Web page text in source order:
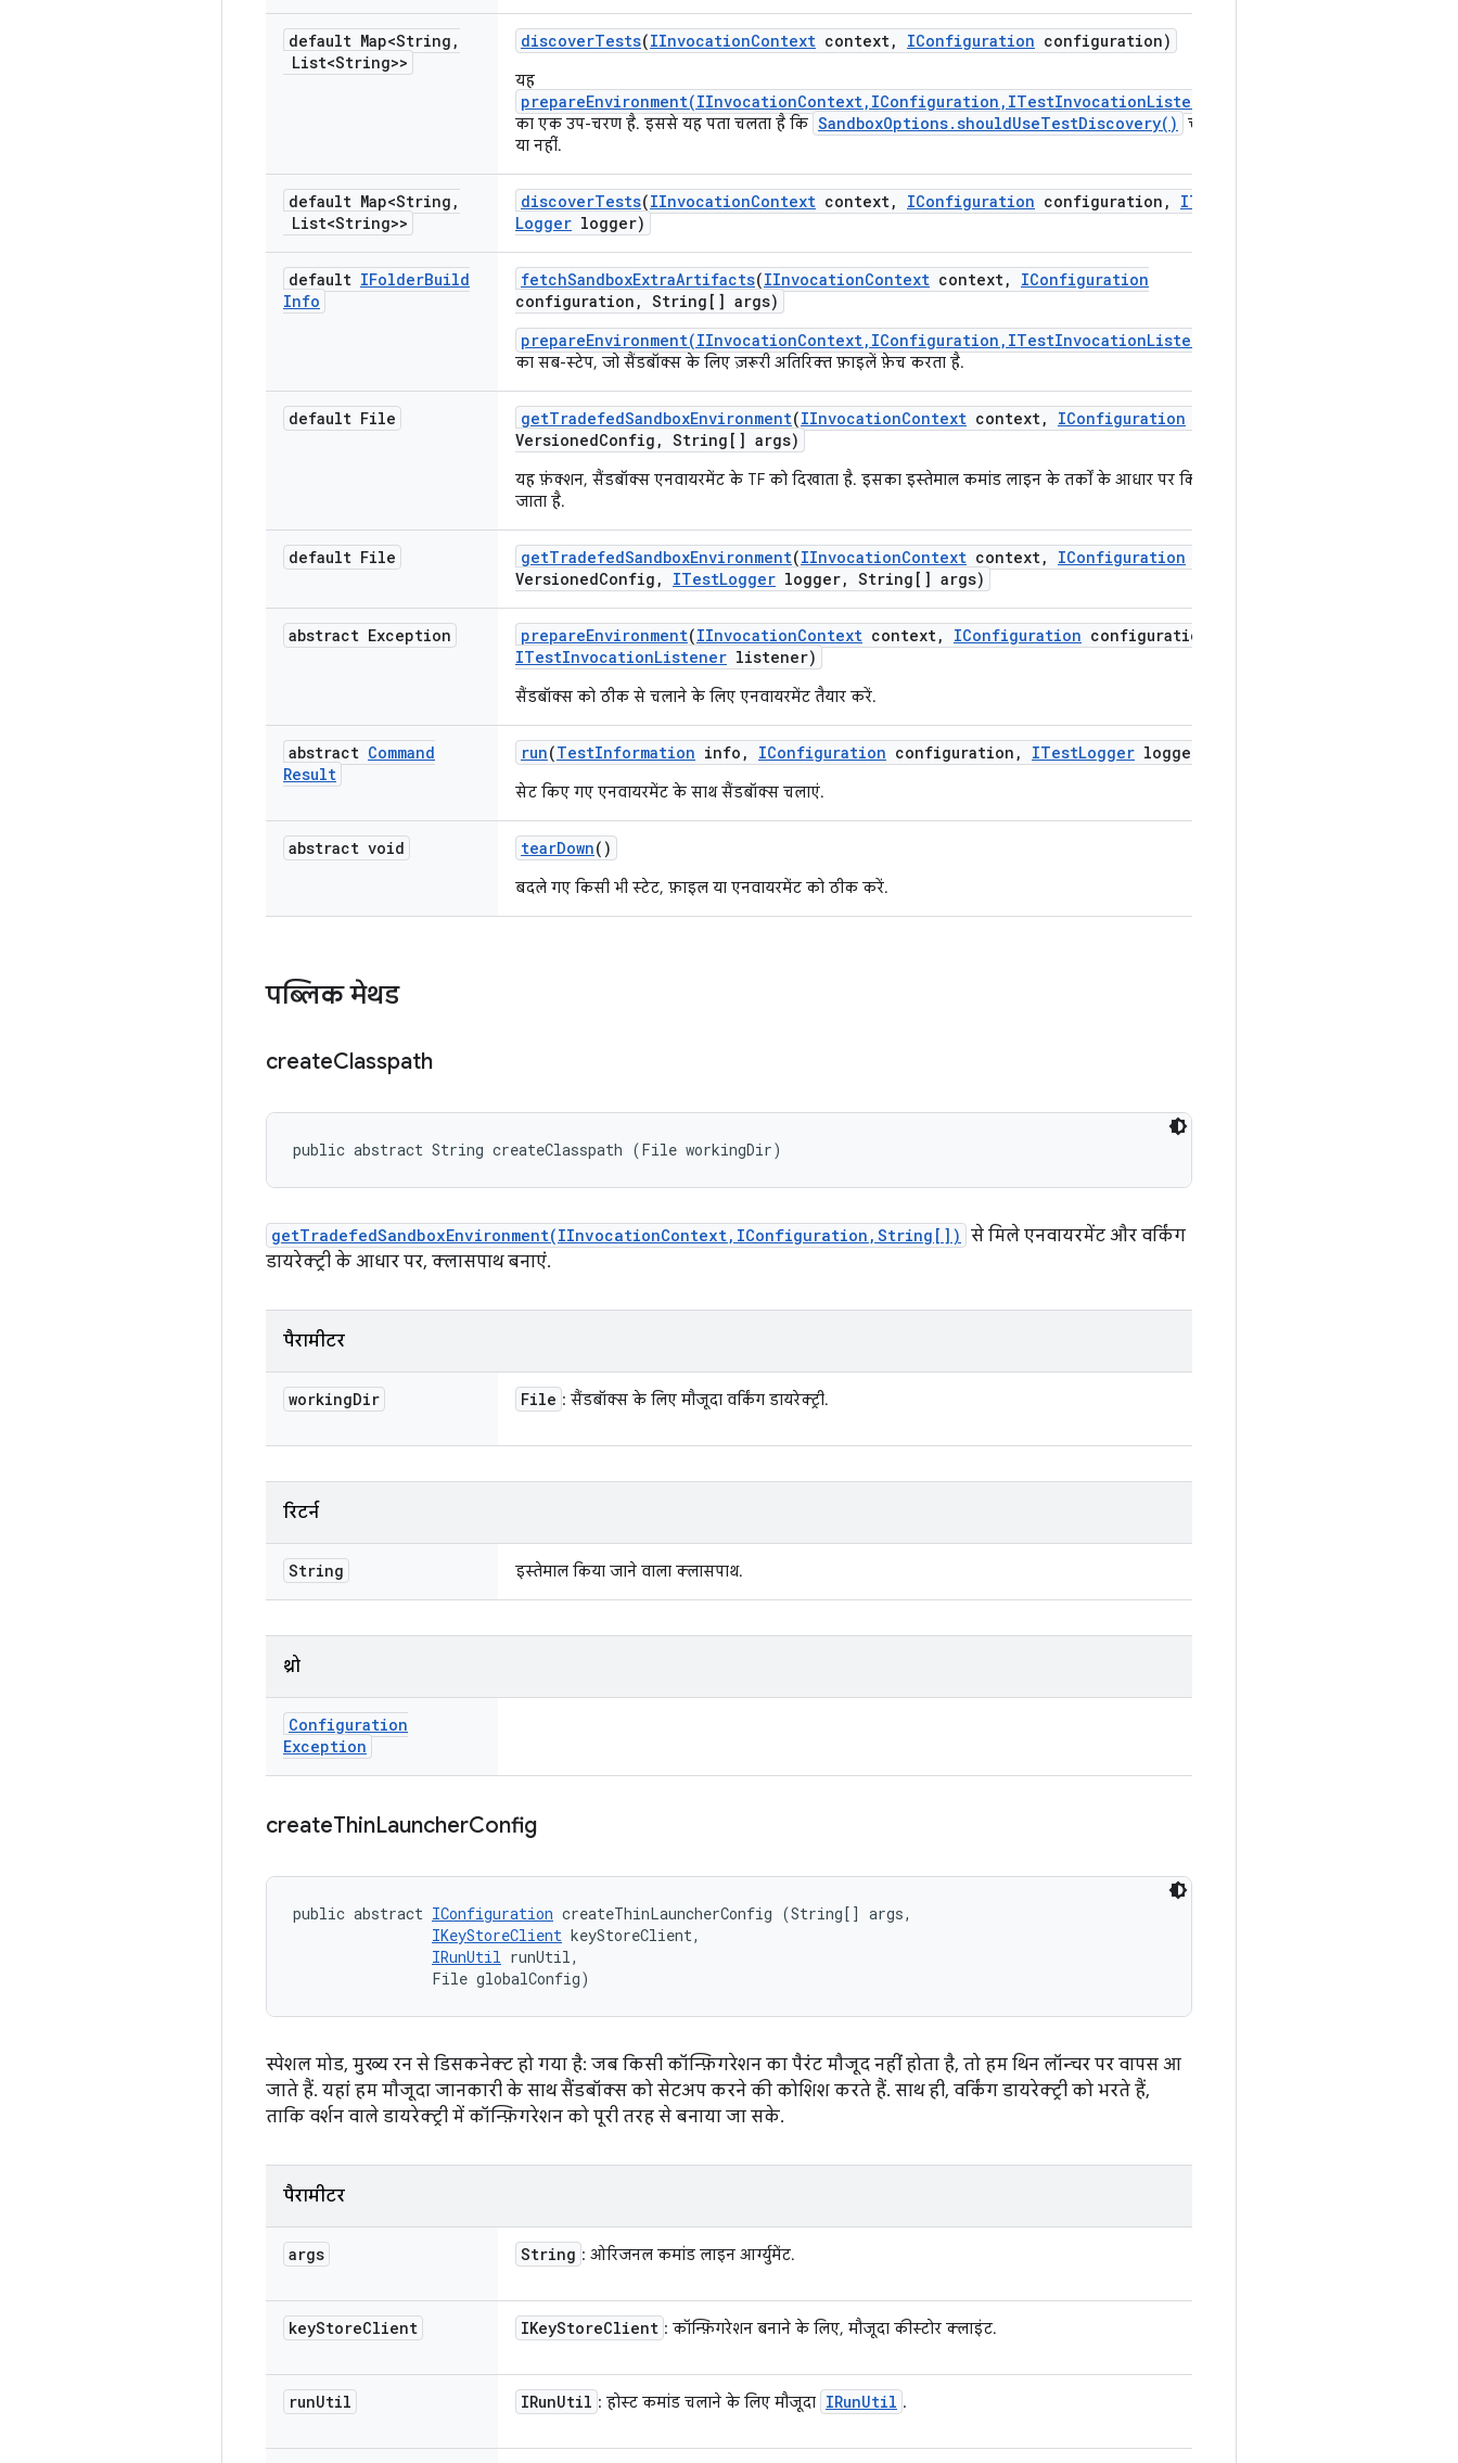
default Map<String ,
List<String>>
discoverTests(IInvocationContext context, IConfiguration configuration)
यह
prepareEnvironment(IInvocationContext,IConfiguration,ITestInvocationListener)
का एक उप-चरण है. इससे यह पता चलता है कि SandboxOptions.shouldUseTestDiscovery()
चालू है
या नहीं.
default Map<String ,
List<String>>
discoverTests(IInvocationContext context, IConfiguration configuration ,
ITest
Logger logger)
default IFolderBuild
Info
fetchSandboxExtraArtifacts(IInvocationContext context,
IConfiguration
configuration , String[] args)
prepareEnvironment(IInvocationContext,IConfiguration,ITestInvocationListener)
का सब-स्टेप, जो सैंडबॉक्स के लिए ज़रूरी अतिरिक्त फ़ाइलें फ़ेच करता है.
default File getTradefedSandboxEnvironment(IInvocationContext context, IConfiguration
VersionedConfig , String[] args)
यह फ़ंक्शन, सैंडबॉक्स एनवायरमेंट के TF को दिखाता है. इसका इस्तेमाल कमांड लाइन के तर्कों के आधार पर किया
जाता है.
default File getTradefedSandboxEnvironment(IInvocationContext context, IConfiguration
VersionedConfig , ITestLogger logger, String[] args)
abstract Exception prepareEnvironment(IInvocationContext context, IConfiguration configuration
ITestInvocationListener listener)
सैंडबॉक्स को ठीक से चलाने के लिए एनवायरमेंट तैयार करें.
abstract Command
Result
run(TestInformation info , IConfiguration configuration , ITestLogger logger)
सेट किए गए एनवायरमेंट के साथ सैंडबॉक्स चलाएं.
abstract void tearDown()
बदले गए किसी भी स्टेट, फ़ाइल या एनवायरमेंट को ठीक करें.
पब्लिक मेथड
createClasspath
public abstract String createClasspath (File workingDir)
getTradefedSandboxEnvironment(IInvocationContext,IConfiguration,String[]) से मिले एनवायरमेंट और वर्किंग
डायरेक्ट्री के आधार पर, क्लासपाथ बनाएं.
पैरामीटर
workingDir File : सैंडबॉक्स के लिए मौजूदा वर्किंग डायरेक्ट्री.
रिटर्न
String इस्तेमाल किया जाने वाला क्लासपाथ.
थ्रो
Configuration
Exception
createThinLauncherConfig
public abstract IConfiguration createThinLauncherConfig (String[] args,
IKeyStoreClient keyStoreClient,
IRunUtil runUtil,
                File globalConfig)
स्पेशल मोड, मुख्य रन से डिसकनेक्ट हो गया है: जब किसी कॉन्फ़िगरेशन का पैरंट मौजूद नहीं होता है, तो हम थिन लॉन्चर पर वापस आ
जाते हैं. यहां हम मौजूदा जानकारी के साथ सैंडबॉक्स को सेटअप करने की कोशिश करते हैं. साथ ही, वर्किंग डायरेक्ट्री को भरते हैं,
ताकि वर्शन वाले डायरेक्ट्री में कॉन्फ़िगरेशन को पूरी तरह से बनाया जा सके.
पैरामीटर
args String : ओरिजनल कमांड लाइन आर्ग्युमेंट.
keyStoreClient IKeyStoreClient : कॉन्फ़िगरेशन बनाने के लिए, मौजूदा कीस्टोर क्लाइंट.
runUtil IRunUtil : होस्ट कमांड चलाने के लिए मौजूदा IRunUtil .